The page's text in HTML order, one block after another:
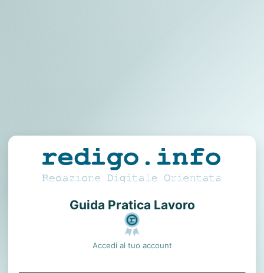
Guida Pratica Lavoro
Accedi al tuo account